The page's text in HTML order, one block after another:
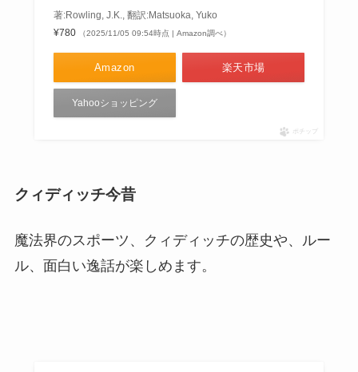
著:Rowling, J.K., 翻訳:Matsuoka, Yuko
¥780
（2025/11/05 09:54時点 | Amazon調べ）
Amazon 楽天市場
Yahooショッピング
ポチップ
クィディッチ今昔
魔法界のスポーツ、クィディッチの歴史や、ルー
ル、面白い逸話が楽しめます。